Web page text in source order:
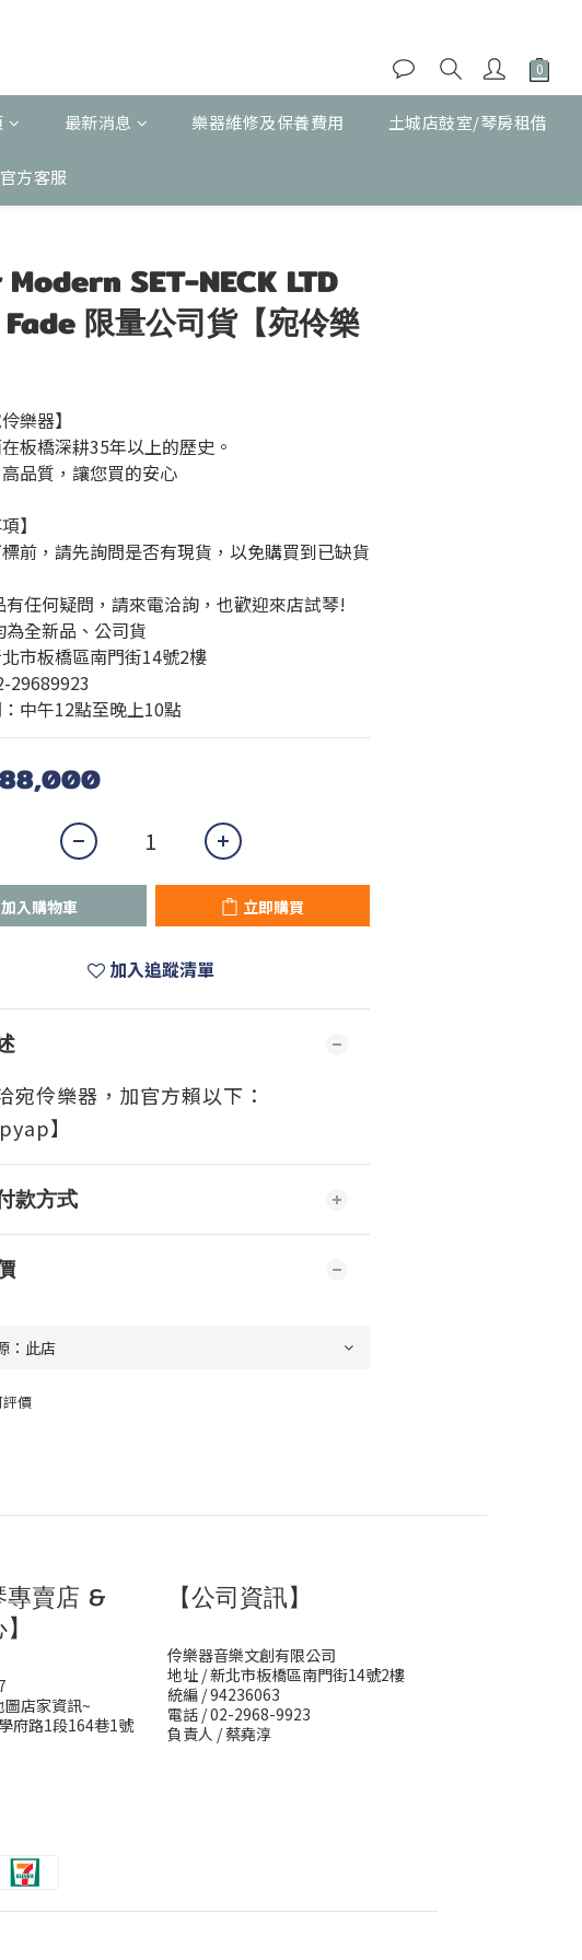
最新消息 樂器維修及保養費用 土城店鼓室/琴房租借
方客服
SET-NECK LTD
限量公司貨【宛伶樂
樂器】
板橋深耕35年以上的歷史。
品質，讓您買的安心
】
前，請先詢問是否有現貨，以免購買到已缺貨
任何疑問，請來電洽詢，也歡迎來店試琴!
全新品、公司貨
市板橋區南門街14號2樓
29689923
中午12點至晚上10點
加入購物車 立即購買
加入追蹤清單
宛伶樂器， 加官方賴以下：
】
款方式
價
專賣店 &
店家資訊~
府路1段164巷1號
【公司資訊】
伶樂器音樂文創有限公司
地址 / 新北市板橋區南門街14號2樓
統編 / 94236063
電話 / 02-2968-9923
負責人 / 蔡堯淳